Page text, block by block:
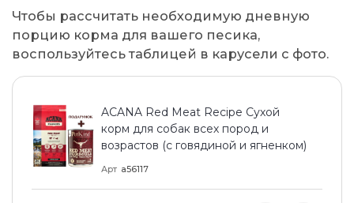
Чтобы рассчитать необходимую дневную
порцию корма для вашего песика,
воспользуйтесь таблицей в карусели с фото.
ACANA Red Meat Recipe Сухой
корм для собак всех пород и
возрастов (с говядиной и ягненком)
Арт a56117